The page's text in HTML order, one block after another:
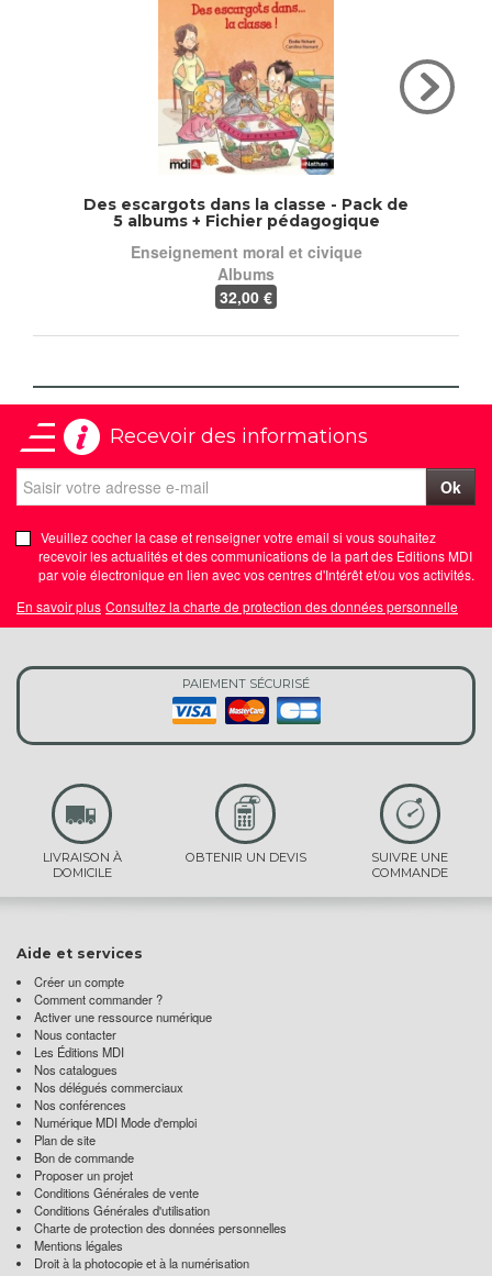
Des escargots dans la classe - Pack de
5 albums + Fichier pédagogique
Enseignement moral et civique
Albums
32,00 €
Recevoir des informations
Ok
Veuillez cocher la case et renseigner votre email si vous souhaitez
recevoir les actualités et des communications de la part des Editions MDI
par voie électronique en lien avec vos centres d'Intérêt et/ou vos activités.
En savoir plus Consultez la charte de protection des données personnelle
PAIEMENT SÉCURISÉ
LIVRAISON À
DOMICILE
OBTENIR UN DEVIS
SUIVRE UNE
COMMANDE
Aide et services
Créer un compte
Comment commander ?
Activer une ressource numérique
Nous contacter
Les Éditions MDI
Nos catalogues
Nos délégués commerciaux
Nos conférences
Numérique MDI Mode d'emploi
Plan de site
Bon de commande
Proposer un projet
Conditions Générales de vente
Conditions Générales d'utilisation
Charte de protection des données personnelles
Mentions légales
Droit à la photocopie et à la numérisation